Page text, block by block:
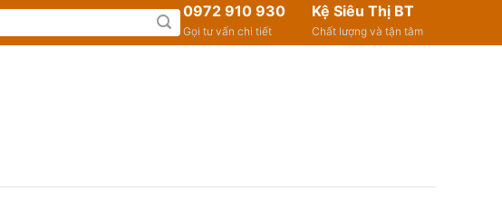
0972 910 930
Gọi tư vấn chi tiết
Kệ Siêu Thị BT
Chất lượng và tận tâm